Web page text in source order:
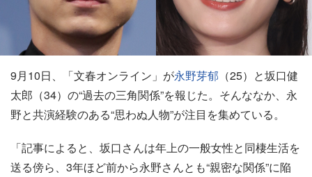
9月10日、「文春オンライン」が永野芽郁 （25）と坂口健
太郎（34）の“過去の三角関係”を報じた。そんななか、永
野と共演経験のある“思わぬ人物”が注目を集めている。
「記事によると、坂口さんは年上の一般女性と同棲生活を
送る傍ら、3年ほど前から永野さんとも“親密な関係”に陥